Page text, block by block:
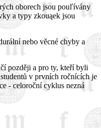
oborech jsou pouľívány
a typy zkouąek jsou
nebo věcné chyby a
později a pro ty, kteří byli
v prvních ročnících je
- celoroční cyklus nezná